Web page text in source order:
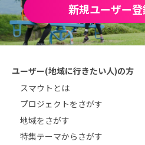
新規ユーザー登
ユーザー(地域に行きたい人)の方
スマウトとは
プロジェクトをさがす
地域をさがす
特集テーマからさがす